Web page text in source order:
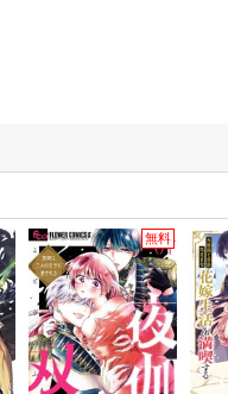
無料